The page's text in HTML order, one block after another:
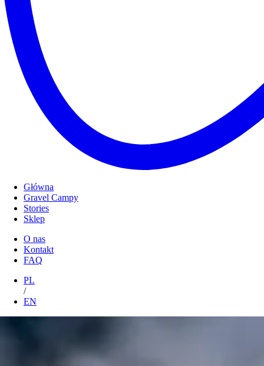
Główna
Gravel Campy
Stories
Sklep
O nas
Kontakt
FAQ
PL
/
EN